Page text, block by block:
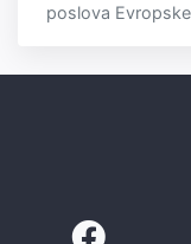
poslova